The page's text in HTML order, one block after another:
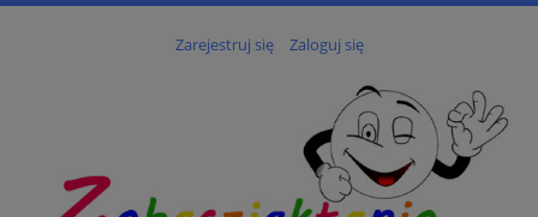
Zarejestruj się Zaloguj się